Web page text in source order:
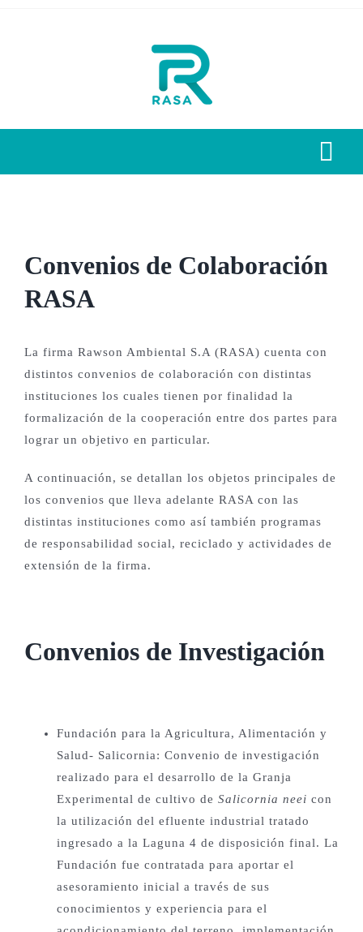
Quienes Somos
Nuestros Servicios
Novedades
Proyectos Productivos
Nuestras Aves
Convenios de Colaboración
RASA
La firma Rawson Ambiental S.A (RASA) cuenta con
distintos convenios de colaboración con distintas
instituciones los cuales tienen por finalidad la
formalización de la cooperación entre dos partes para
lograr un objetivo en particular.
A continuación, se detallan los objetos principales de
los convenios que lleva adelante RASA con las
distintas instituciones como así también programas
de responsabilidad social, reciclado y actividades de
extensión de la firma.
Convenios de Investigación
Fundación para la Agricultura, Alimentación y
Salud- Salicornia: Convenio de investigación
realizado para el desarrollo de la Granja
Experimental de cultivo de Salicornia neei con
la utilización del efluente industrial tratado
ingresado a la Laguna 4 de disposición final. La
Fundación fue contratada para aportar el
asesoramiento inicial a través de sus
conocimientos y experiencia para el